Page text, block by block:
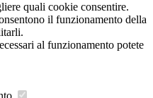
quali cookie consentire.
il funzionamento della
al funzionamento potete